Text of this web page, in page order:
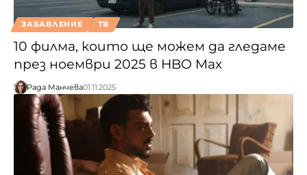
ЗАБАВЛЕНИЕ ТВ
10 филма, които ще можем да гледаме
през ноември 2025 в HBO Max
Рада Манчева01.11.2025